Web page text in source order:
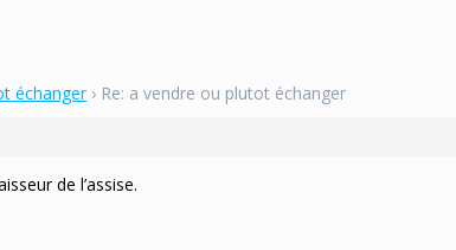
échanger › Re: a vendre ou plutot échanger
de l’assise.